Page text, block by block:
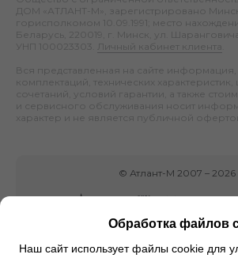
ДОМ «АТЛАНТ-М», зарегистрировано
горисполкомом 10.09.1991; место
Беларусь, 220019, г. Минск, ул.
УНП 100023303.
Личный кабинет клиента
Вся представленная на сайте
комплектаций, технических характеристик,
сочетаний, условий гарантии, а также
и сервисного обслуживания носит
характер и не является публичной
© Атлант-М 2007 – 2026
Обработка файлов
Наш сайт использует файлы cookie для